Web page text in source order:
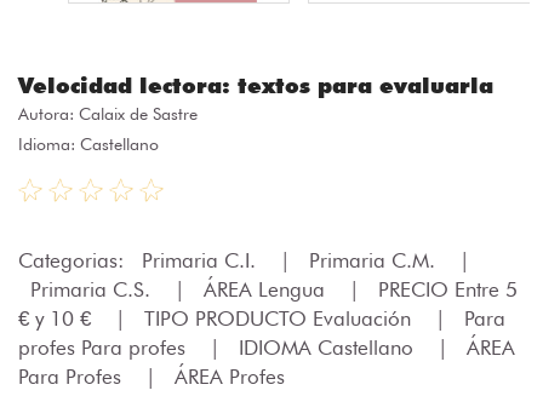
Velocidad lectora: textos para evaluarla
Autora: Calaix de Sastre
Idioma: Castellano
Categorias: Primaria C.I. | Primaria C.M.
|
Primaria C.S.
| ÁREA Lengua |
PRECIO Entre 5
€ y 10 €
| TIPO PRODUCTO Evaluación |
Para
profes Para profes
| IDIOMA Castellano |
ÁREA
Para Profes
| ÁREA Profes